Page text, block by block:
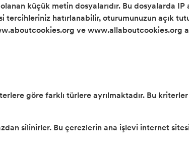
küçük metin dosyalarıdır. Bu dosyalarda IP
hatırlanabilir, oturumunuzun açık
ve www.allaboutcookies.org
göre farklı türlere ayrılmaktadır. Bu kriterler
silinirler. Bu çerezlerin ana işlevi internet